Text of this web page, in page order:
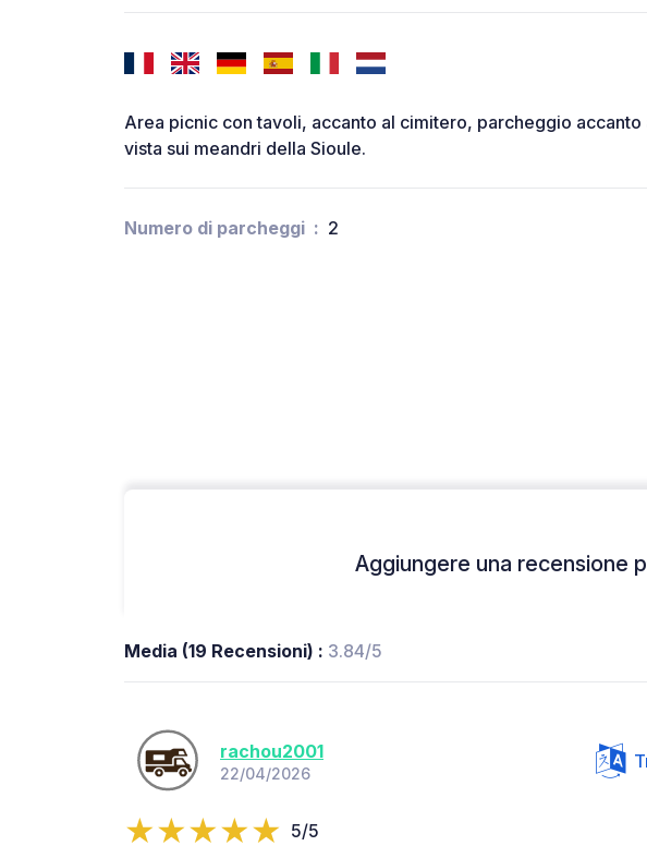
Area picnic con tavoli, accanto al cimitero, parcheggio
vista sui meandri della Sioule.
Numero di parcheggi 2
Aggiungere una recensione
Media (19 Recensioni) : 3.84/5
rachou2001
22/04/2026
5/5